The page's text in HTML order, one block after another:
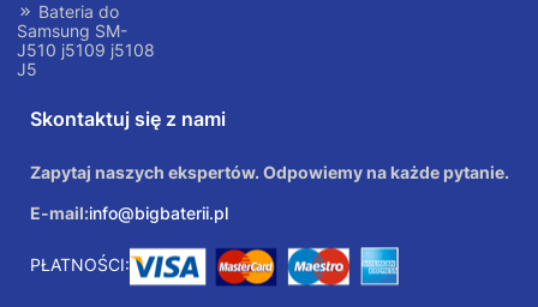
Bateria do
Samsung SM-
J510 j5109 j5108
J5
Skontaktuj się z nami
Zapytaj naszych ekspertów. Odpowiemy na każde pytanie.
E-mail:info@bigbaterii.pl
PŁATNOŚCI: